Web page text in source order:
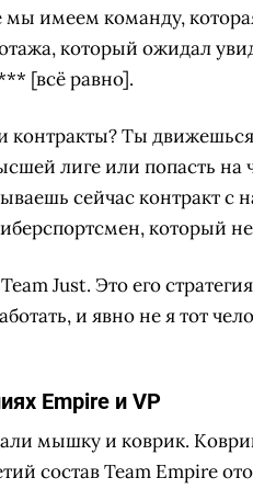
имеем команду,
который ожидал
[всё равно].
контракты? Ты
лиге или попасть
сейчас контракт с
который
Just. Это его
и явно не я тот
Empire и VP
мышку и коврик.
состав Team Empire